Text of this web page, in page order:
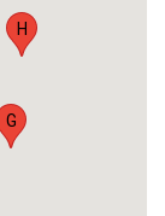
G
H